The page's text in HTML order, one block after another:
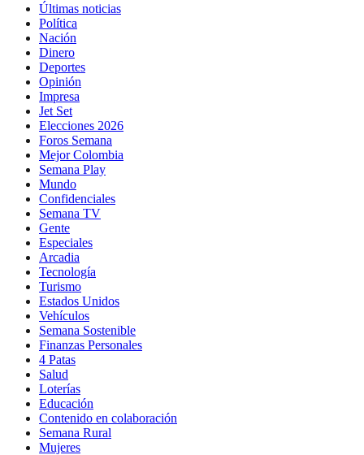
Últimas noticias
Política
Nación
Dinero
Deportes
Opinión
Impresa
Jet Set
Elecciones 2026
Foros Semana
Mejor Colombia
Semana Play
Mundo
Confidenciales
Semana TV
Gente
Especiales
Arcadia
Tecnología
Turismo
Estados Unidos
Vehículos
Semana Sostenible
Finanzas Personales
4 Patas
Salud
Loterías
Educación
Contenido en colaboración
Semana Rural
Mujeres